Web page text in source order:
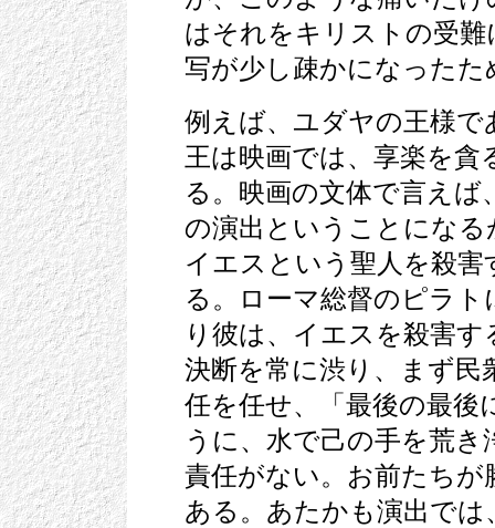
はそれをキリストの受
写が少し疎かになったた
例えば、ユダヤの王様
王は映画では、享楽を
る。映画の文体で言え
の演出ということにな
イエスという聖人を殺
る。ローマ総督のピラ
り彼は、イエスを殺害
決断を常に渋り、まず
任を任せ、「最後の最
うに、水で己の手を荒
責任がない。お前たち
ある。あたかも演出で